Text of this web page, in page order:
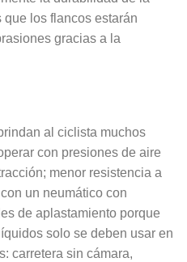
que los flancos estarán
gracias a la
al ciclista muchos
con presiones de aire
menor resistencia a
un neumático con
de aplastamiento porque
solo se deben usar en
carretera sin cámara,